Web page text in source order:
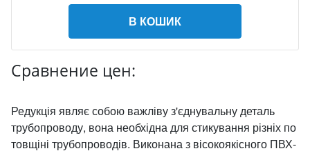
В КОШИК
Сравнение цен:
Редукція являє собою важліву з'єднувальну деталь
трубопроводу, вона необхідна для стикування різніх по
товщіні трубопроводів. Виконана з вісокоякісного ПВХ-